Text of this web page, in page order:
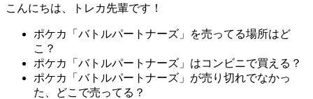
こんにちは、トレカ先輩です！
ポケカ「バトルパートナーズ」を売ってる場所はど
こ？
ポケカ「バトルパートナーズ」はコンビニで買える？
ポケカ「バトルパートナーズ」が売り切れでなかっ
た、どこで売ってる？